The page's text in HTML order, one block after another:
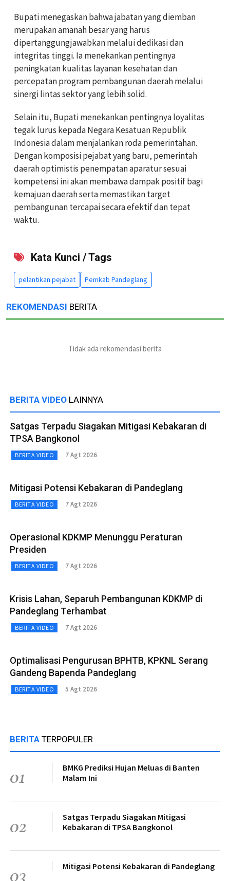
Bupati menegaskan bahwa jabatan yang diemban
merupakan amanah besar yang harus
dipertanggungjawabkan melalui dedikasi dan
integritas tinggi. Ia menekankan pentingnya
peningkatan kualitas layanan kesehatan dan
percepatan program pembangunan daerah melalui
sinergi lintas sektor yang lebih solid.
Selain itu, Bupati menekankan pentingnya loyalitas
tegak lurus kepada Negara Kesatuan Republik
Indonesia dalam menjalankan roda pemerintahan.
Dengan komposisi pejabat yang baru, pemerintah
daerah optimistis penempatan aparatur sesuai
kompetensi ini akan membawa dampak positif bagi
kemajuan daerah serta memastikan target
pembangunan tercapai secara efektif dan tepat
waktu.
Kata Kunci / Tags
pelantikan pejabat Pemkab Pandeglang
REKOMENDASI BERITA
Tidak ada rekomendasi berita
BERITA VIDEO LAINNYA
Satgas Terpadu Siagakan Mitigasi Kebakaran di
TPSA Bangkonol
BERITA VIDEO 7 Agt 2026
Mitigasi Potensi Kebakaran di Pandeglang
BERITA VIDEO 7 Agt 2026
Operasional KDKMP Menunggu Peraturan
Presiden
BERITA VIDEO 7 Agt 2026
Krisis Lahan, Separuh Pembangunan KDKMP di
Pandeglang Terhambat
BERITA VIDEO 7 Agt 2026
Optimalisasi Pengurusan BPHTB, KPKNL Serang
Gandeng Bapenda Pandeglang
BERITA VIDEO 5 Agt 2026
BERITA TERPOPULER
01
BMKG Prediksi Hujan Meluas di Banten
Malam Ini
02
Satgas Terpadu Siagakan Mitigasi
Kebakaran di TPSA Bangkonol
03 Mitigasi Potensi Kebakaran di Pandeglang